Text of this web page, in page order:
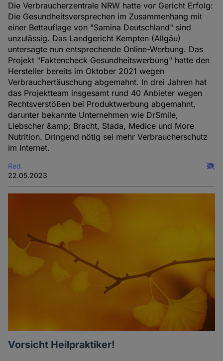
Die Verbraucherzentrale NRW hatte vor Gericht Erfolg:
Die Gesundheitsversprechen im Zusammenhang mit
einer Bettauflage von "Samina Deutschland" sind
unzulässig. Das Landgericht Kempten (Allgäu)
untersagte nun entsprechende Online-Werbung. Das
Projekt "Faktencheck Gesundheitswerbung" hatte den
Hersteller bereits im Oktober 2021 wegen
Verbrauchertäuschung abgemahnt. In drei Jahren hat
das Projektteam insgesamt rund 40 Anbieter wegen
Rechtsverstößen bei Produktwerbung abgemahnt,
darunter bekannte Unternehmen wie DrSmile,
Liebscher &amp; Bracht, Stada, Medice und More
Nutrition. Dringend nötig sei mehr Verbraucherschutz
im Internet.
Red.
22.05.2023
Vorsicht Heilpraktiker!